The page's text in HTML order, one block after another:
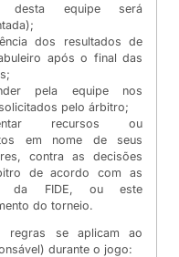
desta equipe será
dos resultados de
após o final das
pela equipe nos
pelo árbitro;
recursos ou
em nome de seus
contra as decisões
de acordo com as
da FIDE, ou este
do torneio.
regras se aplicam ao
durante o jogo: